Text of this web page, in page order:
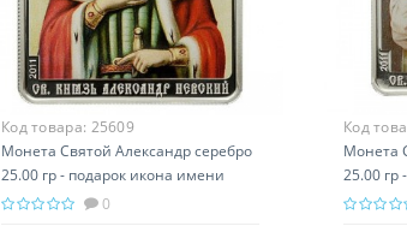
Код товара: 25609
Монета Святой Александр серебро
25.00 гр - подарок икона имени
0
Код
Монета
25.00 гр